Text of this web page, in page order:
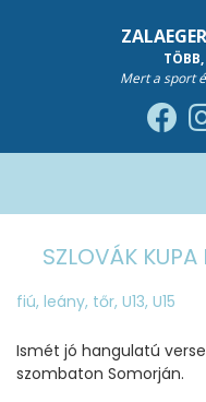
Mert a sport
SZLOVÁK
fiú, leány, tőr, U13, U15
Ismét jó hangulatú
szombaton Somorján.